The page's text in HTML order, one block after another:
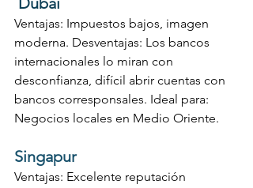
Ventajas: Impuestos bajos, imagen
moderna. Desventajas: Los bancos
internacionales lo miran con
desconfianza, difícil abrir cuentas con
bancos corresponsales. Ideal para:
Negocios locales en Medio Oriente.
Singapur
Ventajas: Excelente reputación